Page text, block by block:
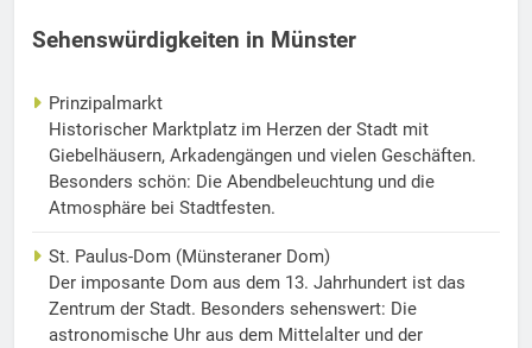
Sehenswürdigkeiten in Münster
Prinzipalmarkt
Historischer Marktplatz im Herzen der Stadt mit
Giebelhäusern, Arkadengängen und vielen Geschäften.
Besonders schön: Die Abendbeleuchtung und die
Atmosphäre bei Stadtfesten.
St. Paulus-Dom (Münsteraner Dom)
Der imposante Dom aus dem 13. Jahrhundert ist das
Zentrum der Stadt. Besonders sehenswert: Die
astronomische Uhr aus dem Mittelalter und der